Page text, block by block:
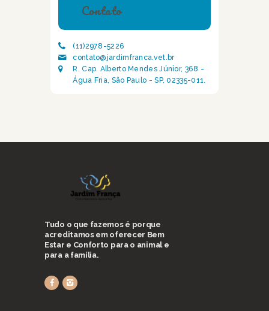
Contato
(11)2978-5226
contato@jardimfranca.vet.br
R. Cap. Alberto Mendes Júnior, 368 -
Água Fria, São Paulo - SP, 02335-011.
Tudo o que fazemos é porque
acreditamos em oferecer Bem
Estar e Conforto para o animal e
para a família.